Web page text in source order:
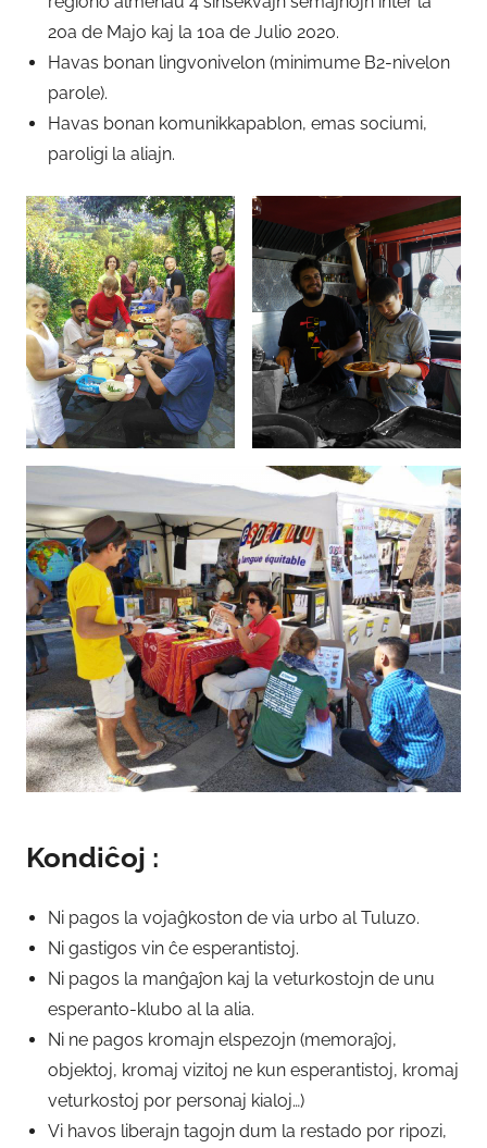
20a de Majo kaj la 10a de Julio 2020.
Havas bonan lingvonivelon (minimume B2-nivelon
parole).
Havas bonan komunikkapablon, emas sociumi,
paroligi la aliajn.
Kondiĉoj :
Ni pagos la vojaĝkoston de via urbo al Tuluzo.
Ni gastigos vin ĉe esperantistoj.
Ni pagos la manĝaĵon kaj la veturkostojn de unu
esperanto-klubo al la alia.
Ni ne pagos kromajn elspezojn (memoraĵoj,
objektoj, kromaj vizitoj ne kun esperantistoj, kromaj
veturkostoj por personaj kialoj…)
Vi havos liberajn tagojn dum la restado por ripozi,